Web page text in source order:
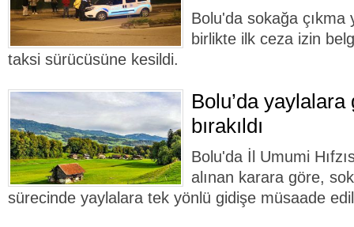
Bolu'da sokağa çıkma
birlikte ilk ceza izin
taksi sürücüsüne kesildi.
Bolu’da
bırakıldı
Bolu'da İl Umumi
alınan karara göre,
sürecinde yaylalara tek yönlü gidişe müsaade